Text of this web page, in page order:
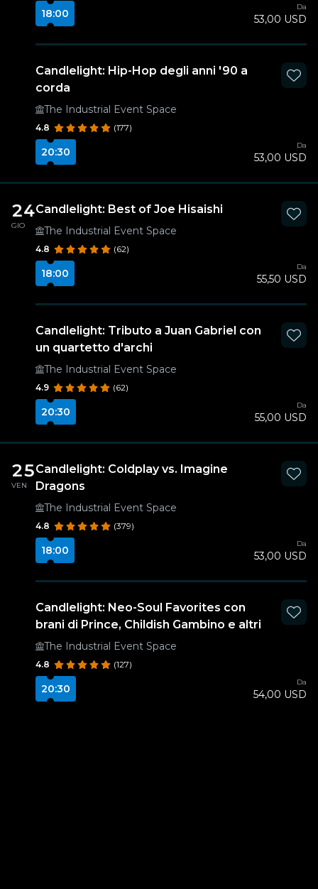
18:00
Da
53,00 USD
Candlelight: Hip-Hop degli anni '90 a
corda
The Industrial Event Space
4.8 (177)
20:30
Da
53,00 USD
24
GIO
Candlelight: Best of Joe Hisaishi
The Industrial Event Space
4.8 (62)
18:00
Da
55,50 USD
Candlelight: Tributo a Juan Gabriel con
un quartetto d'archi
The Industrial Event Space
4.9 (62)
20:30
Da
55,00 USD
25
VEN
Candlelight: Coldplay vs. Imagine
Dragons
The Industrial Event Space
4.8 (379)
18:00
Da
53,00 USD
Candlelight: Neo-Soul Favorites con
brani di Prince, Childish Gambino e altri
The Industrial Event Space
4.8 (127)
20:30
Da
54,00 USD